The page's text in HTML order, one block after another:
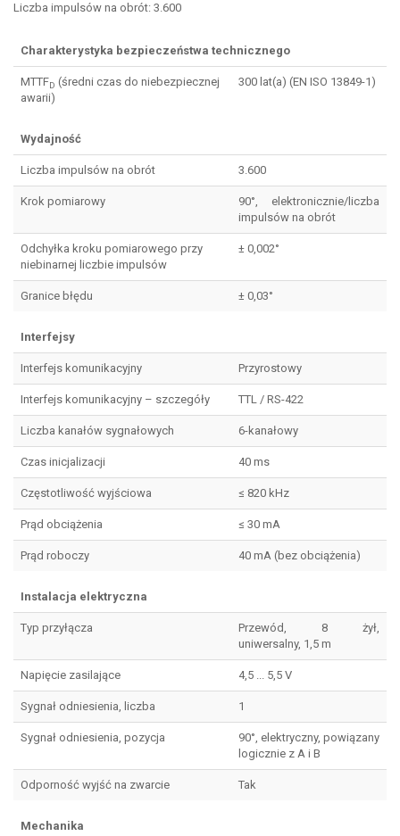
Liczba impulsów na obrót: 3.600
Charakterystyka bezpieczeństwa technicznego
MTTFD (średni czas do niebezpiecznej
awarii)
300 lat(a) (EN ISO 13849-1)
Wydajność
Liczba impulsów na obrót 3.600
Krok pomiarowy
90°, elektronicznie/liczba
impulsów na obrót
Odchyłka kroku pomiarowego przy
niebinarnej liczbie impulsów
± 0,002°
Granice błędu ± 0,03°
Interfejsy
Interfejs komunikacyjny Przyrostowy
Interfejs komunikacyjny – szczegóły TTL / RS-422
Liczba kanałów sygnałowych 6-kanałowy
Czas inicjalizacji 40 ms
Częstotliwość wyjściowa ≤ 820 kHz
Prąd obciążenia ≤ 30 mA
Prąd roboczy 40 mA (bez obciążenia)
Instalacja elektryczna
Typ przyłącza
Przewód, 8 żył,
uniwersalny, 1,5 m
Napięcie zasilające 4,5 ... 5,5 V
Sygnał odniesienia, liczba 1
Sygnał odniesienia, pozycja
90°, elektryczny, powiązany
logicznie z A i B
Odporność wyjść na zwarcie Tak
Mechanika